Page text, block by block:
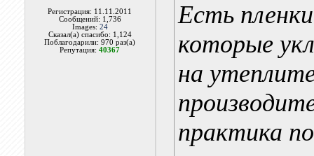
Регистрация: 11.11.2011
Сообщений: 1,736
Images: 24
Сказал(а) спасибо: 1,124
Поблагодарили: 970 раз(а)
Репутация:40367
Есть
которые
на
практика